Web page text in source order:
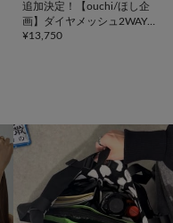
追加決定！【ouchi/ほし企
画】ダイヤメッシュ2WAYト
ートバッグLサイズ
¥13,750